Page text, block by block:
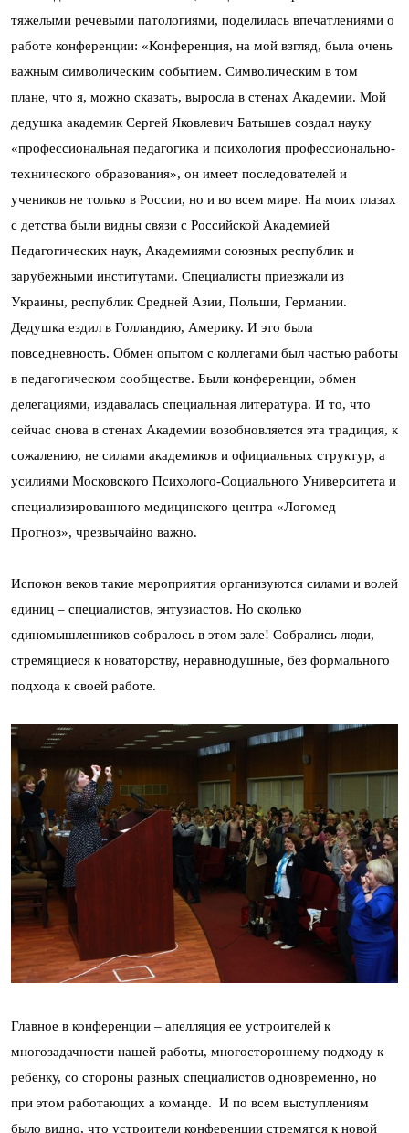
тяжелыми речевыми патологиями, поделилась впечатлениями о
работе конференции: «Конференция, на мой взгляд, была очень
важным символическим событием. Символическим в том
плане, что я, можно сказать, выросла в стенах Академии. Мой
дедушка академик Сергей Яковлевич Батышев создал науку
«профессиональная педагогика и психология профессионально-
технического образования», он имеет последователей и
учеников не только в России, но и во всем мире. На моих глазах
с детства были видны связи с Российской Академией
Педагогических наук, Академиями союзных республик и
зарубежными институтами. Специалисты приезжали из
Украины, республик Средней Азии, Польши, Германии.
Дедушка ездил в Голландию, Америку. И это была
повседневность. Обмен опытом с коллегами был частью работы
в педагогическом сообществе. Были конференции, обмен
делегациями, издавалась специальная литература. И то, что
сейчас снова в стенах Академии возобновляется эта традиция, к
сожалению, не силами академиков и официальных структур, а
усилиями Московского Психолого-Социального Университета и
специализированного медицинского центра «Логомед
Прогноз», чрезвычайно важно.
Испокон веков такие мероприятия организуются силами и волей
единиц – специалистов, энтузиастов. Но сколько
единомышленников собралось в этом зале! Собрались люди,
стремящиеся к новаторству, неравнодушные, без формального
подхода к своей работе.
Главное в конференции – апелляция ее устроителей к
многозадачности нашей работы, многостороннему подходу к
ребенку, со стороны разных специалистов одновременно, но
при этом работающих а команде. И по всем выступлениям
было видно, что устроители конференции стремятся к новой